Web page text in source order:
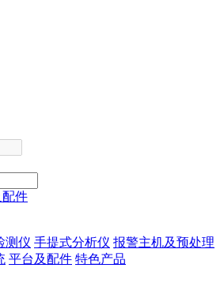
件
测仪 手提式分析仪 报警主机及预处理
平台及配件 特色产品